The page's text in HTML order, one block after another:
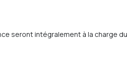
seront intégralement à la charge du